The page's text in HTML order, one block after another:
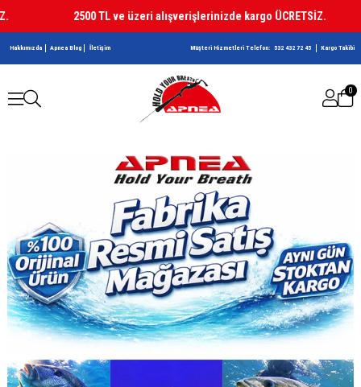
2500 TL ve üzeri alışverişlerinizde kargo ÜCRETSİZ.
Hakkımızda Apnea Blog İletişim Müşteri Hizmetleri Telefon: 532 432 72 45 Kargo Takibi
0